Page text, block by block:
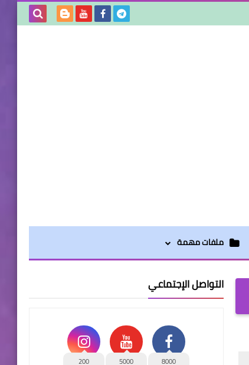
ملفات مهمة
التواصل الإجتماعي
8000
5000
200